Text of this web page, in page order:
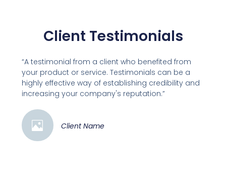
Client Testimonials
“A testimonial from a client who benefited from
your product or service. Testimonials can be a
highly effective way of establishing credibility and
increasing your company's reputation.”
Client Name